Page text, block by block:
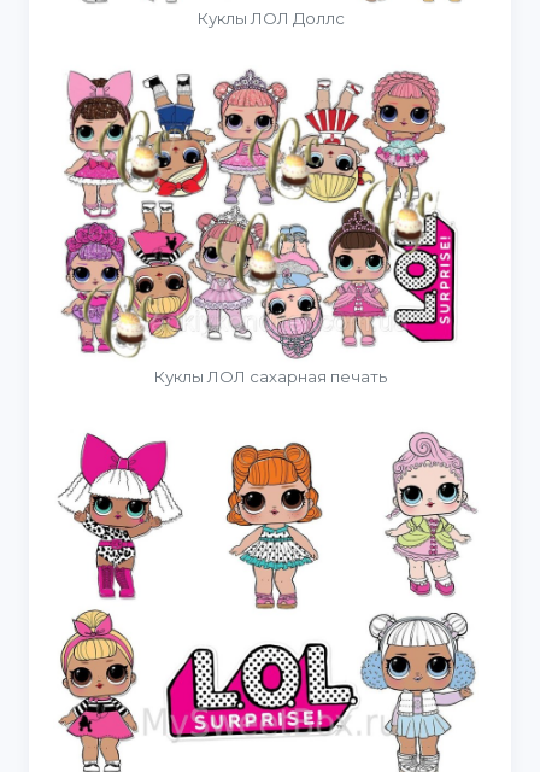
Куклы ЛОЛ Доллс
Куклы ЛОЛ сахарная печать